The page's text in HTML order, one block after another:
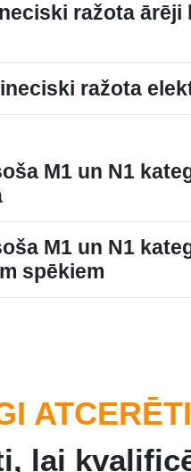
ražota ārēji
ražota
M1 un N1
M1 un N1
spēkiem
lai